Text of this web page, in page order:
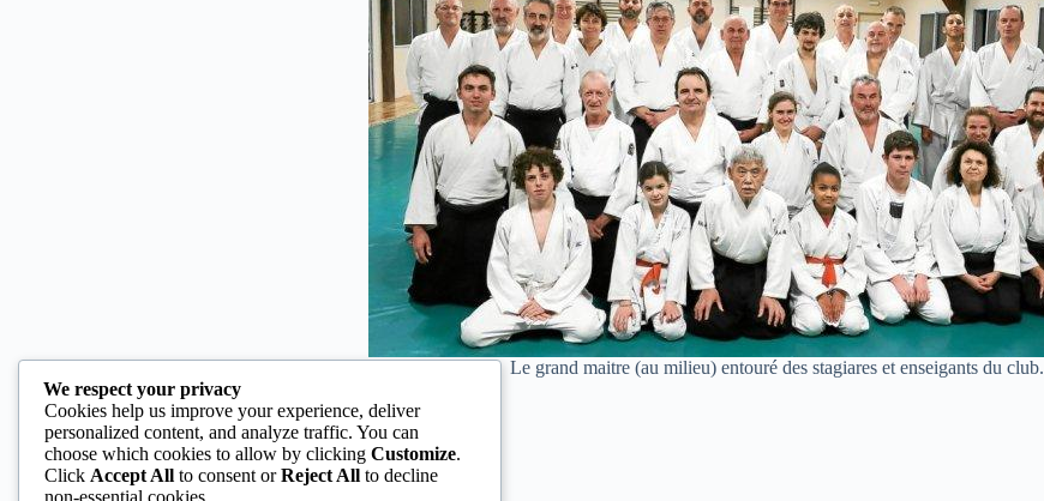
Le grand maitre (au milieu) entouré des stagiares et enseigants du club.
We respect your privacy
Cookies help us improve your experience, deliver
personalized content, and analyze traffic. You can
choose which cookies to allow by clicking Customize.
Click Accept All to consent orReject All to decline